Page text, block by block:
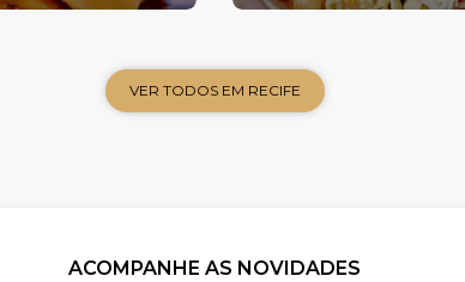
VER TODOS EM RECIFE
ACOMPANHE AS NOVIDADES